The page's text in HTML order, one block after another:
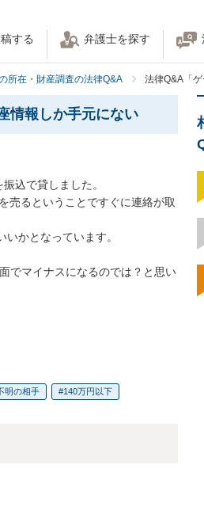
する 弁護士を探す
所在・財産調査の法律Q&A 法律Q&A「
情報しか手元にない
込で貸しました。
売るということですぐに連絡が取
かとなっています。
でマイナスになるのでは？と思い
明の相手 140万円以下